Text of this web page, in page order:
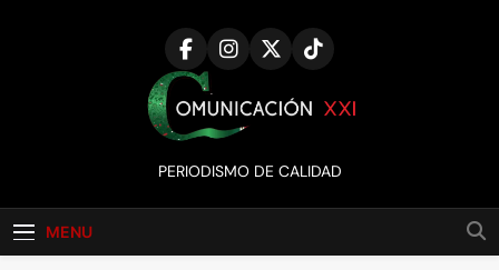
Comunicación
XXI
PERIODISMO DE CALIDAD
MENU